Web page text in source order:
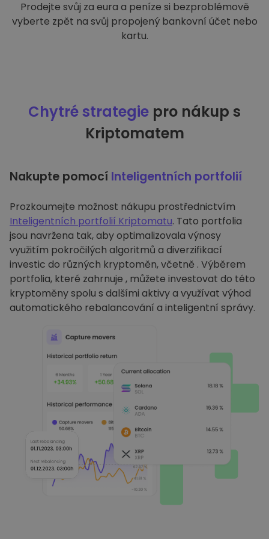
Prodejte svůj za eura a peníze si bezproblémově
vyberte zpět na svůj propojený bankovní účet nebo
kartu.
Chytré strategie pro nákup s
Kriptomatem
Nakupte pomocí Inteligentních portfolií
Prozkoumejte možnost nákupu prostřednictvím
Inteligentních portfolií Kriptomatu. Tato portfolia
jsou navržena tak, aby optimalizovala výnosy
využitím pokročilých algoritmů a diverzifikací
investic do různých kryptoměn, včetně . Výběrem
portfolia, které zahrnuje , můžete investovat do této
kryptoměny spolu s dalšími aktivy a využívat výhod
automatického rebalancování a inteligentní správy.